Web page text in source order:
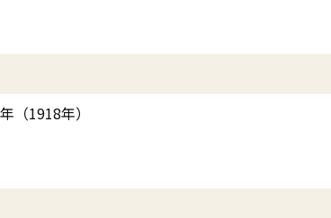
（1918年）